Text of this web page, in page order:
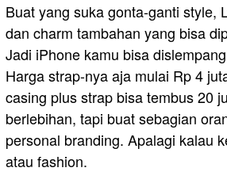
Buat yang suka gonta-ganti style,
dan charm tambahan yang bisa
Jadi iPhone kamu bisa
Harga strap-nya aja mulai Rp 4
casing plus strap bisa tembus 20
berlebihan, tapi buat sebagian
personal branding. Apalagi kalau
atau fashion.